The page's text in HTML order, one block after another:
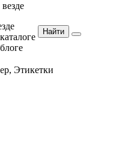
везде
Найти
Этикетки